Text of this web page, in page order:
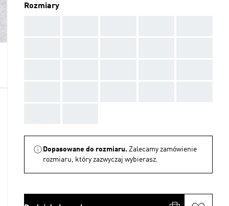
Rozmiary
Dopasowane do rozmiaru. Zalecamy zamówienie
rozmiaru, który zazwyczaj wybierasz.